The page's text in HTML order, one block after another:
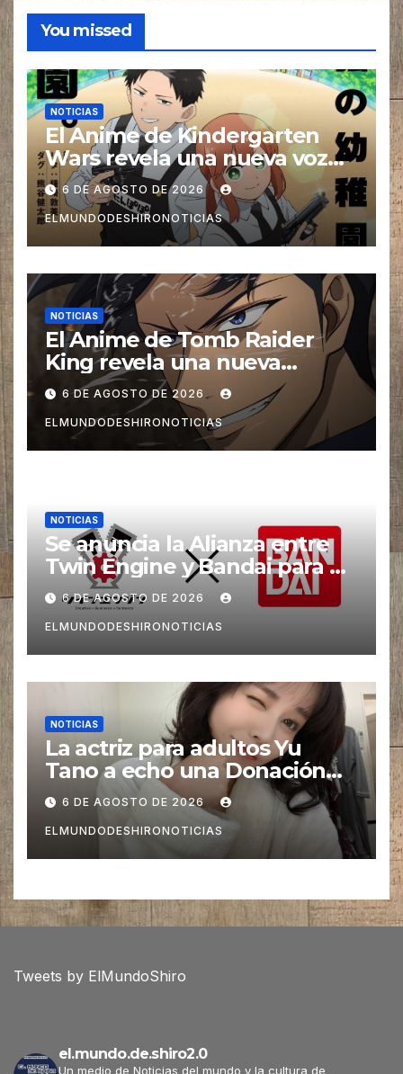
You missed
NOTICIAS
El Anime de Kindergarten
Wars revela una nueva voz
para su elenco se estrena en
el 2027
6 DE AGOSTO DE 2026
ELMUNDODESHIRONOTICIAS
NOTICIAS
El Anime de Tomb Raider
King revela una nueva
imagen promocional
6 DE AGOSTO DE 2026
ELMUNDODESHIRONOTICIAS
NOTICIAS
Se anuncia la Alianza entre
Twin Engine y Bandai para un
nuevos Animes
6 DE AGOSTO DE 2026
ELMUNDODESHIRONOTICIAS
NOTICIAS
La actriz para adultos Yu
Tano a echo una Donación
para las Víctimas de Sismo
pero es Criticada
6 DE AGOSTO DE 2026
ELMUNDODESHIRONOTICIAS
Tweets by ElMundoShiro
el.mundo.de.shiro2.0
Un medio de Noticias del mundo y la cultura de